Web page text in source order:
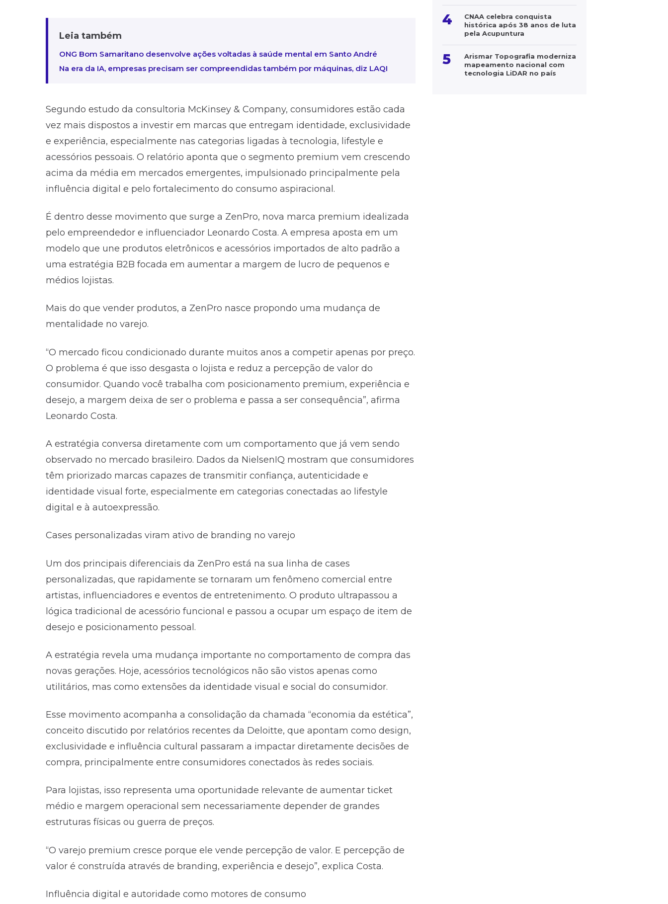
Leia também
ONG Bom Samaritano desenvolve ações voltadas à saúde mental em Santo André
Na era da IA, empresas precisam ser compreendidas também por máquinas, diz LAQI
Segundo estudo da consultoria McKinsey & Company, consumidores estão cada
vez mais dispostos a investir em marcas que entregam identidade, exclusividade
e experiência, especialmente nas categorias ligadas à tecnologia, lifestyle e
acessórios pessoais. O relatório aponta que o segmento premium vem crescendo
acima da média em mercados emergentes, impulsionado principalmente pela
influência digital e pelo fortalecimento do consumo aspiracional.
É dentro desse movimento que surge a ZenPro, nova marca premium idealizada
pelo empreendedor e influenciador Leonardo Costa. A empresa aposta em um
modelo que une produtos eletrônicos e acessórios importados de alto padrão a
uma estratégia B2B focada em aumentar a margem de lucro de pequenos e
médios lojistas.
Mais do que vender produtos, a ZenPro nasce propondo uma mudança de
mentalidade no varejo.
“O mercado ficou condicionado durante muitos anos a competir apenas por preço.
O problema é que isso desgasta o lojista e reduz a percepção de valor do
consumidor. Quando você trabalha com posicionamento premium, experiência e
desejo, a margem deixa de ser o problema e passa a ser consequência”, afirma
Leonardo Costa.
A estratégia conversa diretamente com um comportamento que já vem sendo
observado no mercado brasileiro. Dados da NielsenIQ mostram que consumidores
têm priorizado marcas capazes de transmitir confiança, autenticidade e
identidade visual forte, especialmente em categorias conectadas ao lifestyle
digital e à autoexpressão.
Cases personalizadas viram ativo de branding no varejo
Um dos principais diferenciais da ZenPro está na sua linha de cases
personalizadas, que rapidamente se tornaram um fenômeno comercial entre
artistas, influenciadores e eventos de entretenimento. O produto ultrapassou a
lógica tradicional de acessório funcional e passou a ocupar um espaço de item de
desejo e posicionamento pessoal.
A estratégia revela uma mudança importante no comportamento de compra das
novas gerações. Hoje, acessórios tecnológicos não são vistos apenas como
utilitários, mas como extensões da identidade visual e social do consumidor.
Esse movimento acompanha a consolidação da chamada “economia da estética”,
conceito discutido por relatórios recentes da Deloitte, que apontam como design,
exclusividade e influência cultural passaram a impactar diretamente decisões de
compra, principalmente entre consumidores conectados às redes sociais.
Para lojistas, isso representa uma oportunidade relevante de aumentar ticket
médio e margem operacional sem necessariamente depender de grandes
estruturas físicas ou guerra de preços.
“O varejo premium cresce porque ele vende percepção de valor. E percepção de
valor é construída através de branding, experiência e desejo”, explica Costa.
Influência digital e autoridade como motores de consumo
4
CNAA celebra conquista
histórica após 38 anos de luta
pela Acupuntura
5
Arismar Topografia moderniza
mapeamento nacional com
tecnologia LiDAR no país